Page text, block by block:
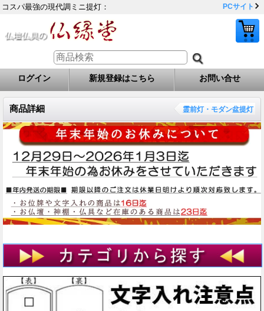
コスパ最強の現代調ミニ提灯： PCサイト
ログイン 新規登録はこちら お問い合せ
商品詳細 霊前灯・モダン盆提灯